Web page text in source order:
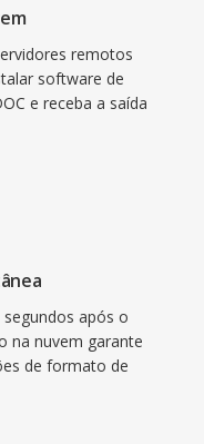
remotos
software de
e receba a saída
após o
na nuvem garante
de formato de